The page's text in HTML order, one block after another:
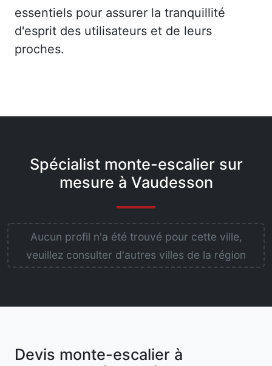
essentiels pour assurer la tranquillité
d'esprit des utilisateurs et de leurs
proches.
Spécialist monte-escalier sur
mesure à Vaudesson
Aucun profil n'a été trouvé pour cette ville,
veuillez consulter d'autres villes de la région
Devis monte-escalier à